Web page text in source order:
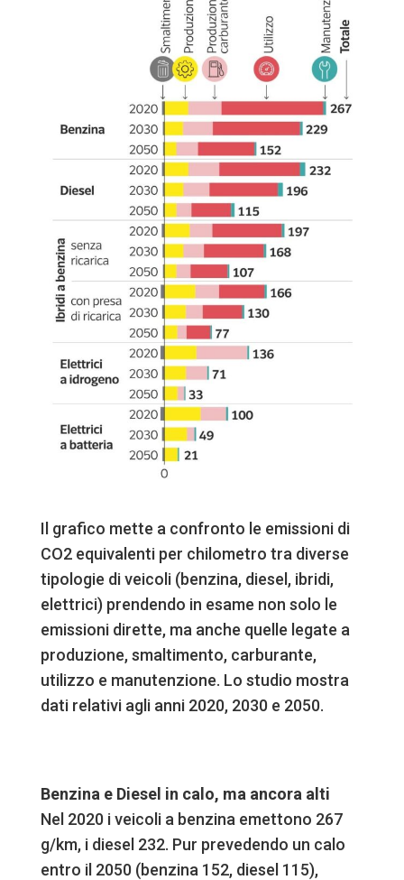
Il grafico mette a confronto le emissioni di
CO2 equivalenti per chilometro tra diverse
tipologie di veicoli (benzina, diesel, ibridi,
elettrici) prendendo in esame non solo le
emissioni dirette, ma anche quelle legate a
produzione, smaltimento, carburante,
utilizzo e manutenzione. Lo studio mostra
dati relativi agli anni 2020, 2030 e 2050.
Benzina e Diesel in calo, ma ancora alti
Nel 2020 i veicoli a benzina emettono 267
g/km, i diesel 232. Pur prevedendo un calo
entro il 2050 (benzina 152, diesel 115),